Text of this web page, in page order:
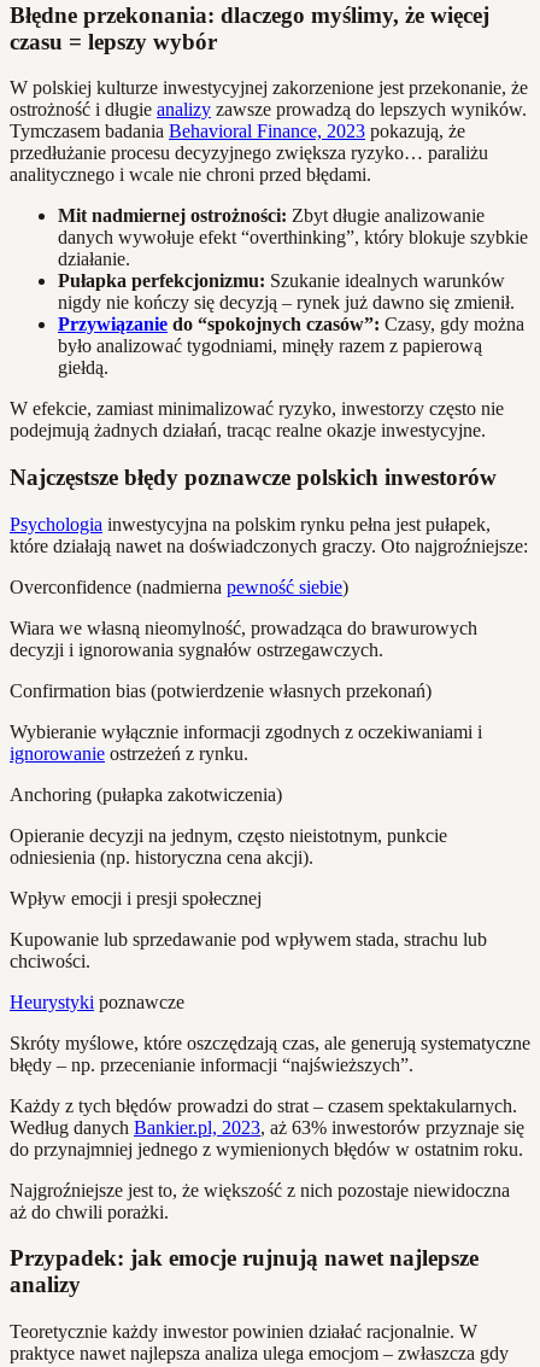
Błędne przekonania: dlaczego myślimy, że więcej
czasu = lepszy wybór
W polskiej kulturze inwestycyjnej zakorzenione jest przekonanie, że
ostrożność i długie analizy zawsze prowadzą do lepszych wyników.
Tymczasem badania Behavioral Finance, 2023 pokazują, że
przedłużanie procesu decyzyjnego zwiększa ryzyko… paraliżu
analitycznego i wcale nie chroni przed błędami.
Mit nadmiernej ostrożności: Zbyt długie analizowanie
danych wywołuje efekt “overthinking”, który blokuje szybkie
działanie.
Pułapka perfekcjonizmu: Szukanie idealnych warunków
nigdy nie kończy się decyzją – rynek już dawno się zmienił.
Przywiązanie do “spokojnych czasów”: Czasy, gdy można
było analizować tygodniami, minęły razem z papierową
giełdą.
W efekcie, zamiast minimalizować ryzyko, inwestorzy często nie
podejmują żadnych działań, tracąc realne okazje inwestycyjne.
Najczęstsze błędy poznawcze polskich inwestorów
Psychologia inwestycyjna na polskim rynku pełna jest pułapek,
które działają nawet na doświadczonych graczy. Oto najgroźniejsze:
Overconfidence (nadmierna pewność siebie)
Wiara we własną nieomylność, prowadząca do brawurowych
decyzji i ignorowania sygnałów ostrzegawczych.
Confirmation bias (potwierdzenie własnych przekonań)
Wybieranie wyłącznie informacji zgodnych z oczekiwaniami i
ignorowanie ostrzeżeń z rynku.
Anchoring (pułapka zakotwiczenia)
Opieranie decyzji na jednym, często nieistotnym, punkcie
odniesienia (np. historyczna cena akcji).
Wpływ emocji i presji społecznej
Kupowanie lub sprzedawanie pod wpływem stada, strachu lub
chciwości.
Heurystyki poznawcze
Skróty myślowe, które oszczędzają czas, ale generują systematyczne
błędy – np. przecenianie informacji “najświeższych”.
Każdy z tych błędów prowadzi do strat – czasem spektakularnych.
Według danych Bankier.pl, 2023, aż 63% inwestorów przyznaje się
do przynajmniej jednego z wymienionych błędów w ostatnim roku.
Najgroźniejsze jest to, że większość z nich pozostaje niewidoczna
aż do chwili porażki.
Przypadek: jak emocje rujnują nawet najlepsze
analizy
Teoretycznie każdy inwestor powinien działać racjonalnie. W
praktyce nawet najlepsza analiza ulega emocjom – zwłaszcza gdy